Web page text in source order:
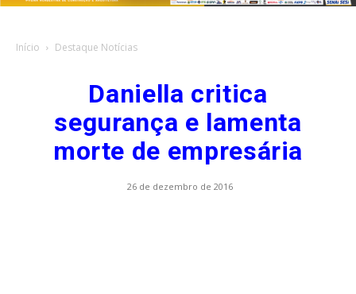
Início Destaque Notícias
Daniella critica
segurança e lamenta
morte de empresária
26 de dezembro de 2016